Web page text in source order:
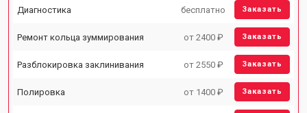
Диагностика бесплатно Заказать
Ремонт кольца зуммирования от 2400 ₽ Заказать
Разблокировка заклинивания от 2550 ₽ Заказать
Полировка от 1400 ₽ Заказать